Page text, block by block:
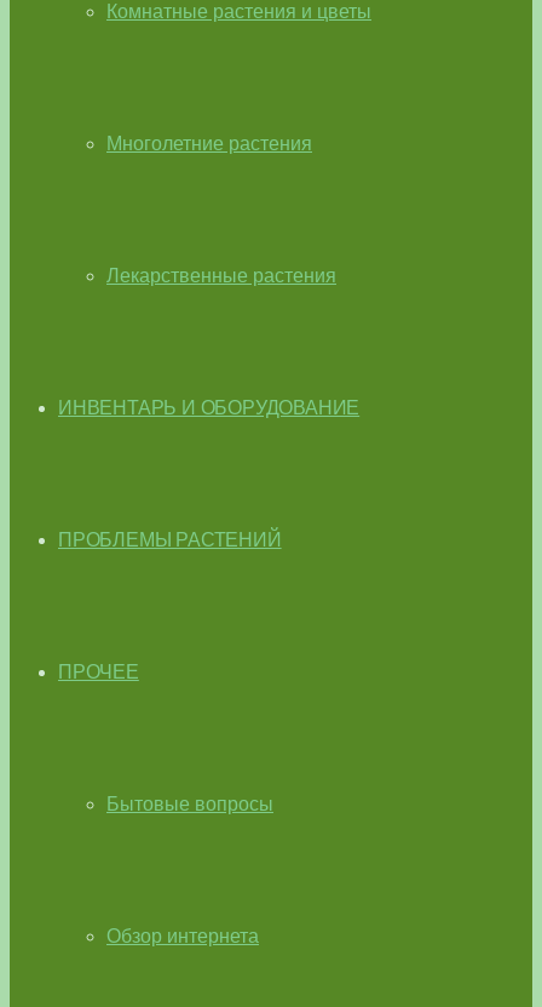
Комнатные растения и цветы
Многолетние растения
Лекарственные растения
ИНВЕНТАРЬ И ОБОРУДОВАНИЕ
ПРОБЛЕМЫ РАСТЕНИЙ
ПРОЧЕЕ
Бытовые вопросы
Обзор интернета